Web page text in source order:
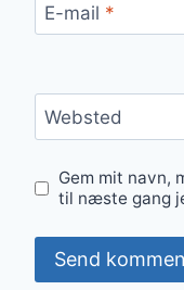
E-mail *
Websted
Gem mit navn,
til næste gang